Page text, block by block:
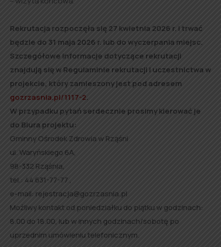
Rekrutacja rozpoczęła się 27 kwietnia 2026 r. i trwać
będzie do 31 maja 2026 r. lub do wyczerpania miejsc.
Szczegółowe informacje dotyczące rekrutacji
znajdują się w Regulaminie rekrutacji i uczestnictwa w
projekcie, który zamieszony jest pod adresem
gozrzasnia.pl/1117-2.
W przypadku pytań serdecznie prosimy kierować je
do Biura projektu:
Gminny Ośrodek Zdrowia w Rząśni
ul. Waryńskiego 6A,
98-332 Rząśnia,
tel.: 44 631-77-77 ,
e-mail: rejestracja@gozrzasnia.pl
Możliwy kontakt od poniedziałku do piątku w godzinach:
8.00 do 18.00, lub w innych godzinach/sobotę po
uprzednim umówieniu telefonicznym.